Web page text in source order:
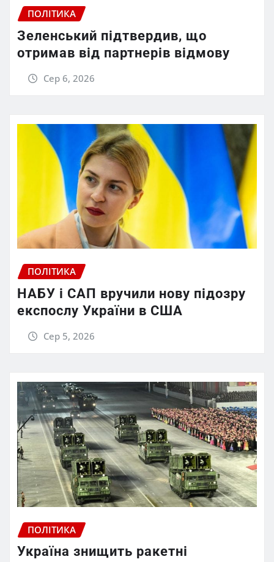
ПОЛІТИКА
Зеленський підтвердив, що
отримав від партнерів відмову
Сер 6, 2026
ПОЛІТИКА
НАБУ і САП вручили нову підозру
експослу України в США
Сер 5, 2026
ПОЛІТИКА
Україна знищить ракетні